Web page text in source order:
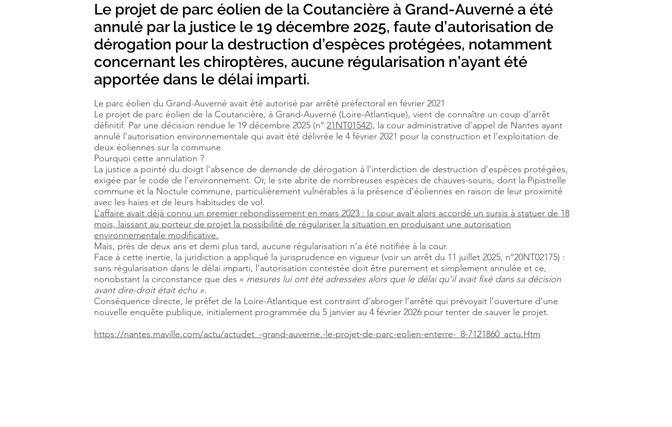
Le projet de parc éolien de la Coutancière à Grand-Auverné a été
annulé par la justice le 19 décembre 2025, faute d’autorisation de
dérogation pour la destruction d’espèces protégées, notamment
concernant les chiroptères, aucune régularisation n’ayant été
apportée dans le délai imparti.
Le parc éolien du Grand-Auverné avait été autorisé par arrêté préfectoral en février 2021
Le projet de parc éolien de la Coutancière, à Grand-Auverné (Loire-Atlantique), vient de connaître un coup d’arrêt
définitif. Par une décision rendue le 19 décembre 2025 (n°21NT01542), la cour administrative d’appel de Nantes ayant
annulé l’autorisation environnementale qui avait été délivrée le 4 février 2021 pour la construction et l’exploitation de
deux éoliennes sur la commune.
Pourquoi cette annulation ?
La justice a pointé du doigt l’absence de demande de dérogation à l’interdiction de destruction d’espèces protégées,
exigée par le code de l’environnement. Or, le site abrite de nombreuses espèces de chauves-souris, dont la Pipistrelle
commune et la Noctule commune, particulièrement vulnérables à la présence d’éoliennes en raison de leur proximité
avec les haies et de leurs habitudes de vol.
L’affaire avait déjà connu un premier rebondissement en mars 2023 : la cour avait alors accordé un sursis à statuer de 18
mois, laissant au porteur de projet la possibilité de régulariser la situation en produisant une autorisation
environnementale modificative.
Mais, près de deux ans et demi plus tard, aucune régularisation n’a été notifiée à la cour.
Face à cette inertie, la juridiction a appliqué la jurisprudence en vigueur (voir un arrêt du 11 juillet 2025, n°20NT02175) :
sans régularisation dans le délai imparti, l’autorisation contestée doit être purement et simplement annulée et ce,
nonobstant la circonstance que des « mesures lui ont été adressées alors que le délai qu’il avait fixé dans sa décision
avant dire-droit était échu ».
Conséquence directe, le préfet de la Loire-Atlantique est contraint d’abroger l’arrêté qui prévoyait l’ouverture d’une
nouvelle enquête publique, initialement programmée du 5 janvier au 4 février 2026 pour tenter de sauver le projet.
https://nantes.maville.com/actu/actudet_-grand-auverne.-le-projet-de-parc-eolien-enterre-_8-7121860_actu.Htm